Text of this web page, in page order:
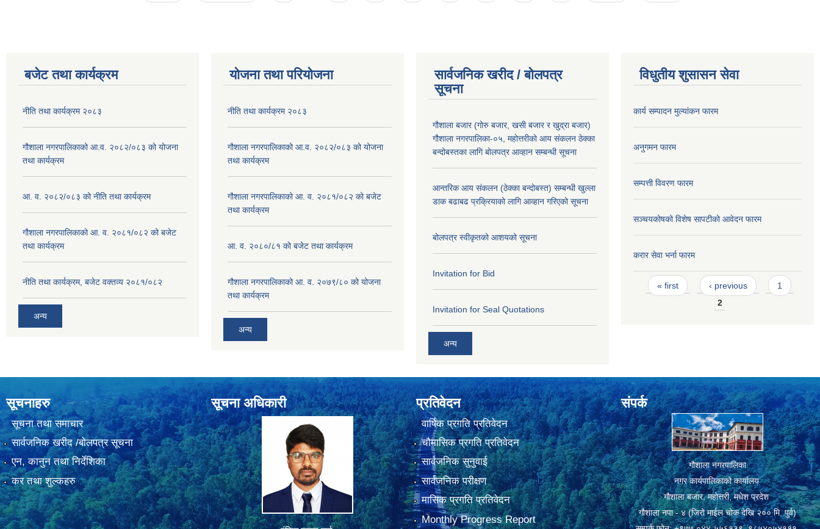
बजेट तथा कार्यक्रम
नीति तथा कार्यक्रम २०८३
गौशाला नगरपालिकाको आ.व. २०८२/०८३ को योजना
तथा कार्यक्रम
आ. व. २०८२/०८३ को नीति तथा कार्यक्रम
गौशाला नगरपालिकाको आ. व. २०८१/०८२ को बजेट
तथा कार्यक्रम
नीति तथा कार्यक्रम, बजेट वक्तव्य २०८१/०८२
अन्य
योजना तथा परियोजना
नीति तथा कार्यक्रम २०८३
गौशाला नगरपालिकाको आ.व. २०८२/०८३ को योजना
तथा कार्यक्रम
गौशाला नगरपालिकाको आ. व. २०८१/०८२ को बजेट
तथा कार्यक्रम
आ. व. २०८०/८१ को बजेट तथा कार्यक्रम
गौशाला नगरपालिकाको आ. व. २०७९/८० को योजना
तथा कार्यक्रम
अन्य
सार्वजनिक खरीद / बोलपत्र
सूचना
गौशाला बजार (गोरु बजार, खसी बजार र खुद्रा बजार)
गौशाला नगरपालिका-०५, महोत्तरीको आय संकलन ठेक्का
बन्दोबस्तका लागि बोलपत्र आव्हान सम्बन्धी सूचना
आन्तरिक आय संकलन (ठेक्का बन्दोबस्त) सम्बन्धी खुल्ला
डाक बढाबढ प्रक्रियाको लागि आव्हान गरिएको सूचना
बोलपत्र स्वीकृतको आशयको सूचना
Invitation for Bid
Invitation for Seal Quotations
अन्य
विधुतीय शुसासन सेवा
कार्य सम्पादन मुल्यांकन फारम
अनुगमन फारम
सम्पत्ती विवरण फारम
सञ्चयकोषको विशेष सापटीको आवेदन फारम
करार सेवा भर्ना फारम
Pages
« first ‹ previous
1
2
सूचनाहरु
सूचना तथा समाचार
सार्वजनिक खरीद /बोलपत्र सूचना
एन, कानुन तथा निर्देशिका
कर तथा शुल्कहरु
सूचना अधिकारी प्रतिवेदन
वार्षिक प्रगति प्रतिवेदन
चौमासिक प्रगति प्रतिवेदन
सार्वजनिक सुनुवाई
सार्वजनिक परीक्षण
मासिक प्रगति प्रतिवेदन
Monthly Progress Report
संपर्क
गौशाला नगरपालिका
नगर कार्यपालिकाको कार्यालय
गौशाला बजार, महोत्तरी, मधेश प्रदेश
गौशाला नपा - ४ (जिरो माईल चोक देखि २०० मि. पुर्व)